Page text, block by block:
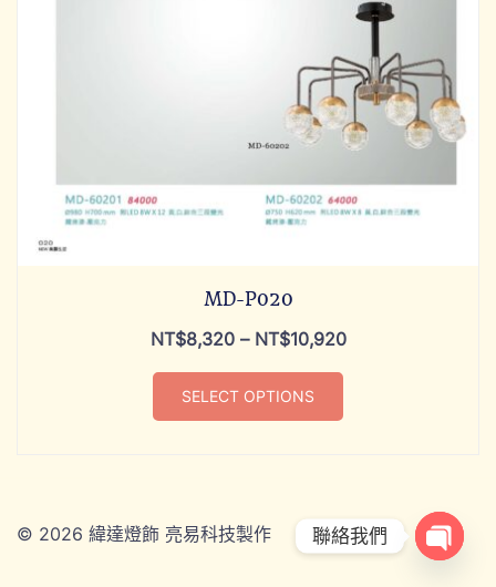
ADD TO CART
MD-P020
NT$8,320– NT$10,920
SELECT OPTIONS
© 2026 緯達燈飾 亮易科技製作 聯絡我們